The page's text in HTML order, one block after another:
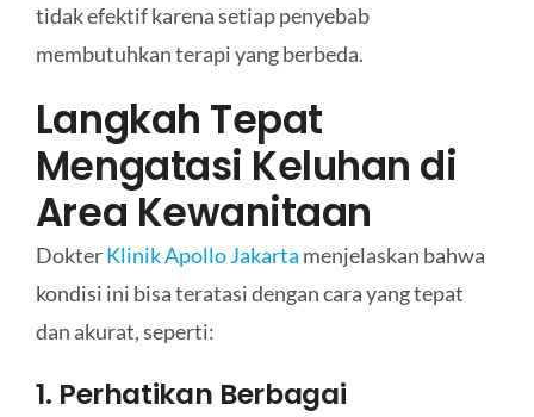
tidak efektif karena setiap penyebab
membutuhkan terapi yang berbeda.
Langkah Tepat
Mengatasi Keluhan di
Area Kewanitaan
DokterKlinik Apollo Jakarta menjelaskan bahwa
kondisi ini bisa teratasi dengan cara yang tepat
dan akurat, seperti:
1. Perhatikan Berbagai